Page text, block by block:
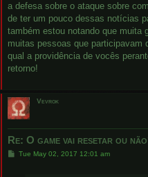
a defesa sobre o ataque sobre
de ter um pouco dessas notícias
também estou notando que muita
muitas pessoas que participavam
qual a providência de vocês
retorno!
Vevrok
Re: O game vai resetar ou
PTue May 02, 2017 12:01 am